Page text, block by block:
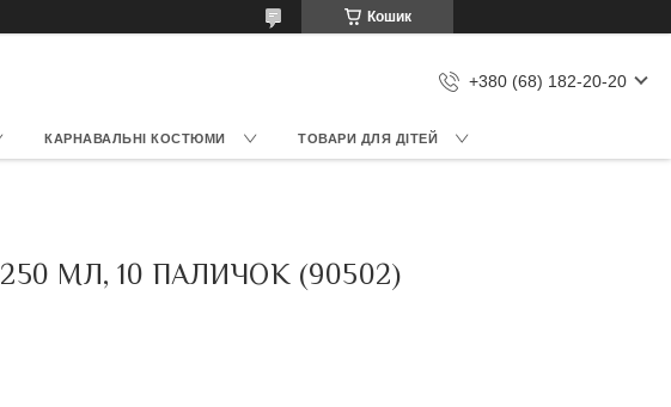
Кошик
+380 (68) 182-20-20
КАРНАВАЛЬНІ КОСТЮМИ ТОВАРИ ДЛЯ ДІТЕЙ
250 МЛ, 10 ПАЛИЧОК (90502)